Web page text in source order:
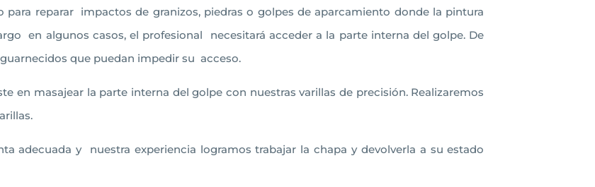
para reparar impactos de granizos, piedras o golpes de aparcamiento donde la pintura
en algunos casos, el profesional necesitará acceder a la parte interna del golpe. De
que puedan impedir su acceso.
en masajear la parte interna del golpe con nuestras varillas de precisión. Realizaremos
adecuada y nuestra experiencia logramos trabajar la chapa y devolverla a su estado